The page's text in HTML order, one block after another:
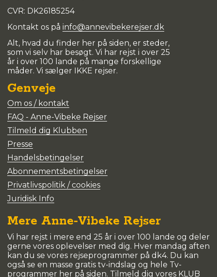
CVR: DK26185254
Kontakt os på info@annevibekerejser.dk
Alt, hvad du finder her på siden, er steder,
som vi selv har besøgt. Vi har rejst i over 25
år i over 100 lande på mange forskellige
måder. Vi sælger IKKE rejser.
Genveje
Om os / kontakt
FAQ - Anne-Vibeke Rejser
Tilmeld dig Klubben
Presse
Handelsbetingelser
Abonnementsbetingelser
Privatlivspolitik / cookies
Juridisk Info
Mere Anne-Vibeke Rejser
Vi har rejst i mere end 25 år i over 100 lande og deler
gerne vores oplevelser med dig. Hver mandag aften
kan du se vores rejseprogrammer på dk4. Du kan
også se en masse gratis tv-indslag og hele Tv-
programmer her på siden. Tilmeld dig vores KLUB